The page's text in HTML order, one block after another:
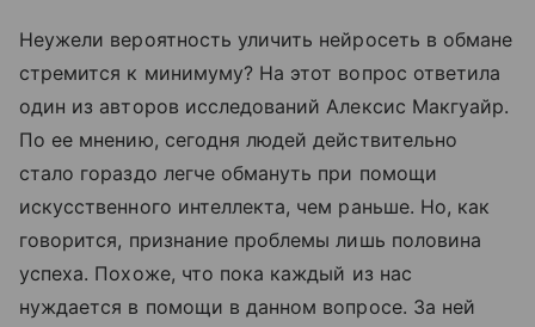
Неужели вероятность уличить нейросеть в обмане
стремится к минимуму? На этот вопрос ответила
один из авторов исследований Алексис Макгуайр.
По ее мнению, сегодня людей действительно
стало гораздо легче обмануть при помощи
искусственного интеллекта, чем раньше. Но, как
говорится, признание проблемы лишь половина
успеха. Похоже, что пока каждый из нас
нуждается в помощи в данном вопросе. За ней